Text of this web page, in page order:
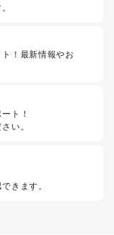
！最新情報やお
ト！
い。
きます。